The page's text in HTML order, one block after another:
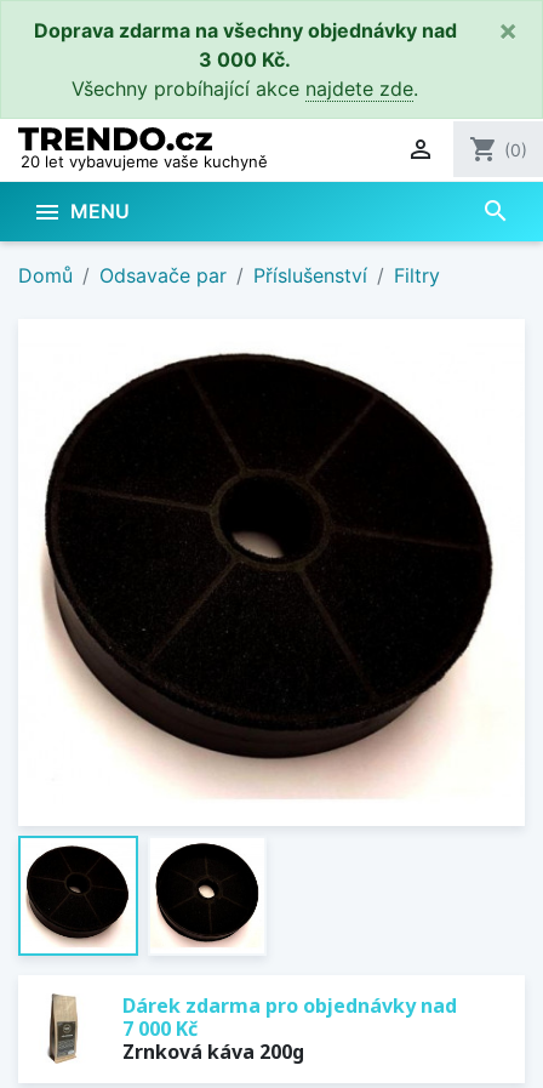
Doprava zdarma na všechny objednávky nad
3 000 Kč.
Všechny probíhající akce najdete zde.
×
20 let vybavujeme vaše kuchyně  shopping_cart (0)
 MENU search
Domů Odsavače par Příslušenství Filtry
Dárek zdarma pro objednávky nad
7 000 Kč
Zrnková káva 200g